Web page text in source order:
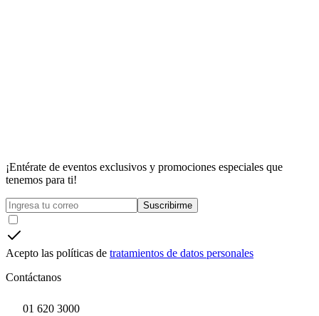
¡Entérate de eventos exclusivos y promociones especiales que
tenemos para ti!
Suscribirme
Acepto las políticas de tratamientos de datos personales
Contáctanos
01 620 3000